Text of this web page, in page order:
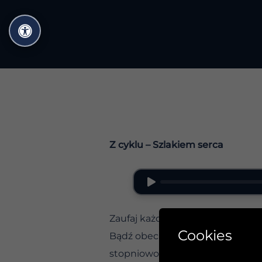
do
treści
Z cyklu – Szlakiem serca
Zaufaj każdemu krokowi
Bądź obecny na każdym
stopniowo – przechodząc przez
Cookies